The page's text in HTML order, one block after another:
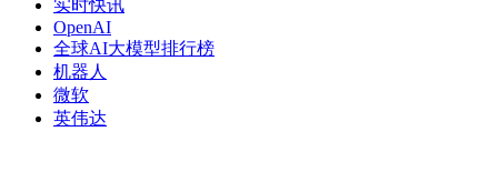
实时快讯
OpenAI
全球AI大模型排行榜
机器人
微软
英伟达